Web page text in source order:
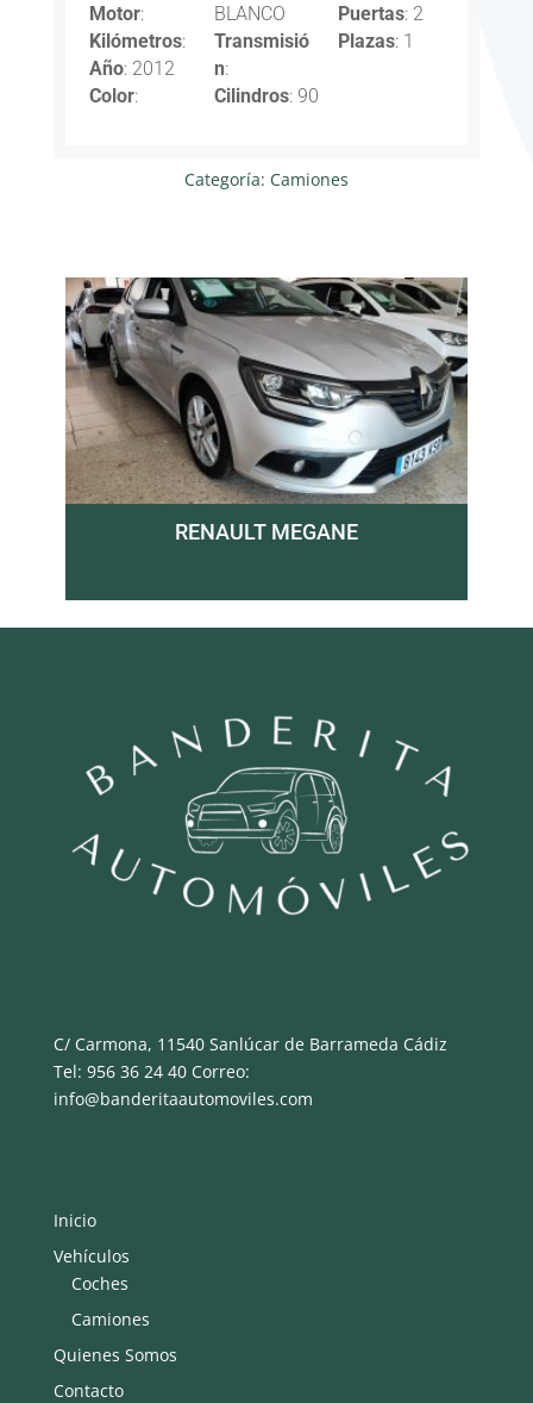
Motor:
Kilómetros:
Año: 2012
Color:
BLANCO
Transmisió
n:
Cilindros: 90
Puertas: 2
Plazas: 1
Categoría: Camiones
RENAULT MEGANE
C/ Carmona, 11540 Sanlúcar de Barrameda Cádiz
Tel: 956 36 24 40 Correo:
info@banderitaautomoviles.com
Inicio
Vehículos
Coches
Camiones
Quienes Somos
Contacto